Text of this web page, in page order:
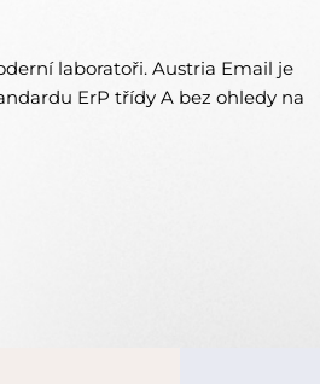
laboratoři. Austria Email je
ErP třídy A bez ohledy na